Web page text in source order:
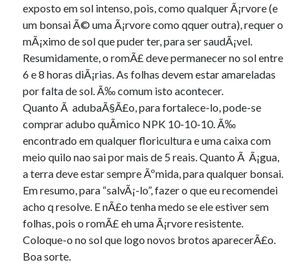
exposto em sol intenso, pois, como qualquer Ã¡rvore (e
um bonsai Ã© uma Ã¡rvore como qquer outra), requer o
mÃ¡ximo de sol que puder ter, para ser saudÃ¡vel.
Resumidamente, o romÃ£ deve permanecer no sol entre
6 e 8 horas diÃ¡rias. As folhas devem estar amareladas
por falta de sol. Ã‰ comum isto acontecer.
Quanto Ã adubaÃ§Ã£o, para fortalece-lo, pode-se
comprar adubo quÃ­mico NPK 10-10-10. Ã‰
encontrado em qualquer floricultura e uma caixa com
meio quilo nao sai por mais de 5 reais. Quanto Ã Ã¡gua,
a terra deve estar sempre Ãºmida, para qualquer bonsai.
Em resumo, para “salvÃ¡-lo”, fazer o que eu recomendei
acho q resolve. E nÃ£o tenha medo se ele estiver sem
folhas, pois o romÃ£ eh uma Ã¡rvore resistente.
Coloque-o no sol que logo novos brotos aparecerÃ£o.
Boa sorte.